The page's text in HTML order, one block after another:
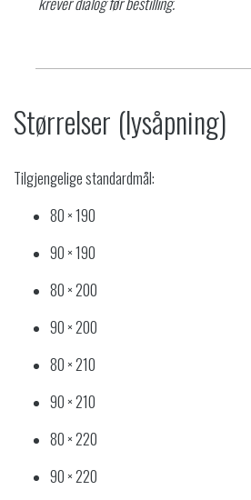
Størrelser (lysåpning)
Tilgjengelige standardmål:
80 × 190
90 × 190
80 × 200
90 × 200
80 × 210
90 × 210
80 × 220
90 × 220